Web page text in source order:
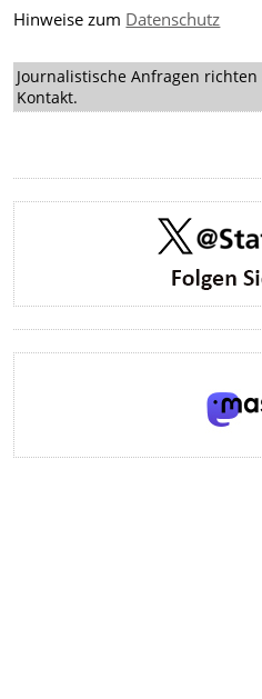
Hinweise zum Datenschutz
Journalistische Anfragen
Kontakt.